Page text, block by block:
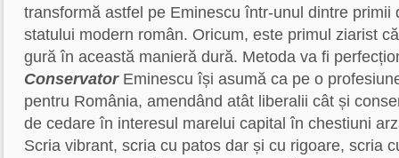
transformă astfel pe Eminescu într-unul dintre primii
statului modern român. Oricum, este primul ziarist
gură în această manieră dură. Metoda va fi
ConservatorEminescu își asumă ca pe o
pentru România, amendând atât liberalii cât și
de cedare în interesul marelui capital în chestiuni
Scria vibrant, scria cu patos dar și cu rigoare, scria